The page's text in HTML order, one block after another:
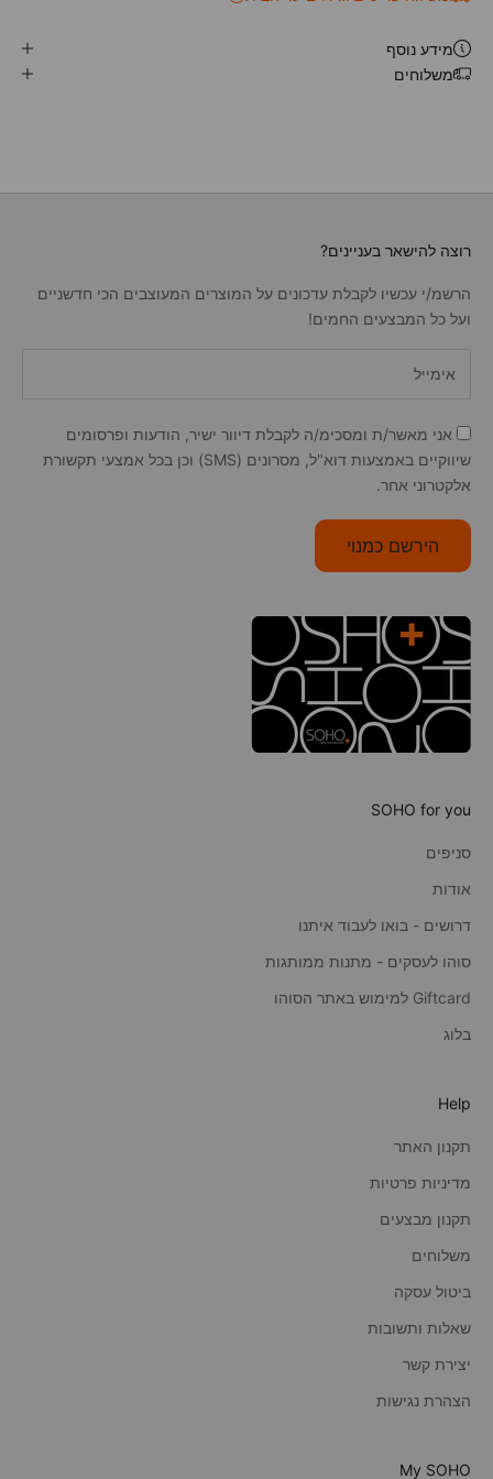
מידע נוסף
משלוחים
רוצה להישאר בעניינים?
הרשמ/י עכשיו לקבלת עדכונים על המוצרים המעוצבים הכי חדשניים
ועל כל המבצעים החמים!
אני מאשר/ת ומסכימ/ה לקבלת דיוור ישיר, הודעות ופרסומים
שיווקיים באמצעות דוא"ל, מסרונים (SMS) וכן בכל אמצעי תקשורת
אלקטרוני אחר.
הירשם כמנוי
SOHO for you
סניפים
אודות
דרושים - בואו לעבוד איתנו
סוהו לעסקים - מתנות ממותגות
Giftcard למימוש באתר הסוהו
בלוג
Help
תקנון האתר
מדיניות פרטיות
תקנון מבצעים
משלוחים
ביטול עסקה
שאלות ותשובות
יצירת קשר
הצהרת נגישות
My SOHO